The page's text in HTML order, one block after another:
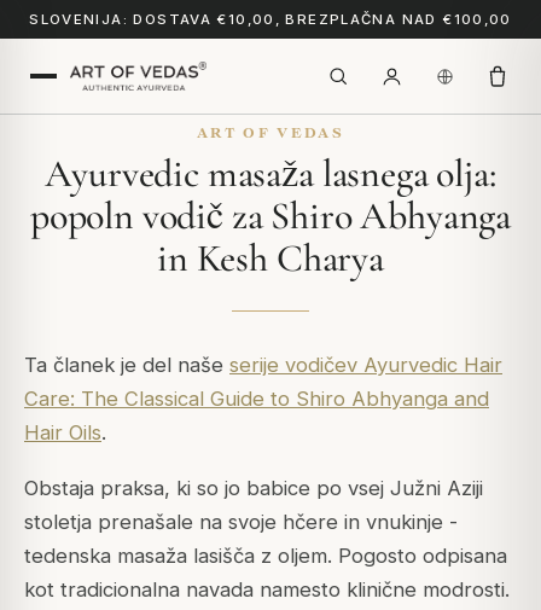
SLOVENIJA: DOSTAVA €10,00, BREZPLAČNA NAD €100,00
ART OF VEDAS
Ayurvedic masaža lasnega olja:
popoln vodič za Shiro Abhyanga
in Kesh Charya
Ta članek je del naše serije vodičev Ayurvedic Hair
Care: The Classical Guide to Shiro Abhyanga and
Hair Oils.
Obstaja praksa, ki so jo babice po vsej Južni Aziji
stoletja prenašale na svoje hčere in vnukinje -
tedenska masaža lasišča z oljem. Pogosto odpisana
kot tradicionalna navada namesto klinične modrosti.